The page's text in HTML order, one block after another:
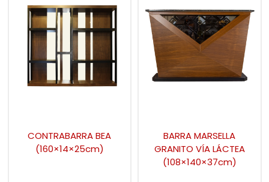
CONTRABARRA BEA
(160×14×25cm)
BARRA MARSELLA
GRANITO VÍA LÁCTEA
(108×140×37cm)